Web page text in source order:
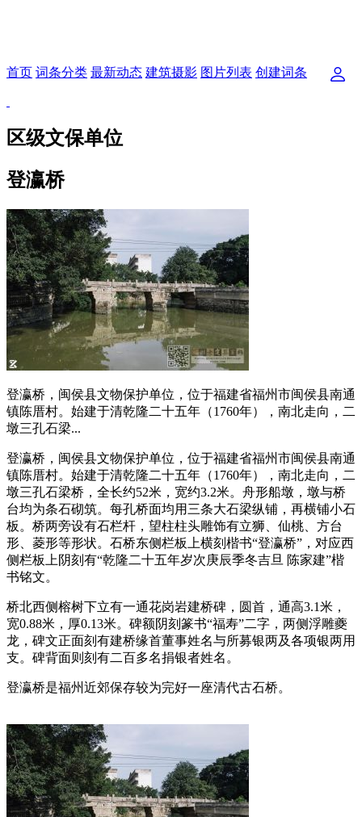
首页 词条分类 最新动态 建筑摄影 图片列表 创建词条
区级文保单位
登瀛桥
登瀛桥，闽侯县文物保护单位，位于福建省福州市闽侯县南通
镇陈厝村。始建于清乾隆二十五年（1760年），南北走向，二
墩三孔石梁...
登瀛桥，闽侯县文物保护单位，位于福建省福州市闽侯县南通
镇陈厝村。始建于清乾隆二十五年（1760年），南北走向，二
墩三孔石梁桥，全长约52米，宽约3.2米。舟形船墩，墩与桥
台均为条石砌筑。每孔桥面均用三条大石梁纵铺，再横铺小石
板。桥两旁设有石栏杆，望柱柱头雕饰有立狮、仙桃、方台
形、菱形等形状。石桥东侧栏板上横刻楷书“登瀛桥”，对应西
侧栏板上阴刻有“乾隆二十五年岁次庚辰季冬吉旦 陈家建”楷
书铭文。
桥北西侧榕树下立有一通花岗岩建桥碑，圆首，通高3.1米，
宽0.88米，厚0.13米。碑额阴刻篆书“福寿”二字，两侧浮雕夔
龙，碑文正面刻有建桥缘首董事姓名与所募银两及各项银两用
支。碑背面则刻有二百多名捐银者姓名。
登瀛桥是福州近郊保存较为完好一座清代古石桥。